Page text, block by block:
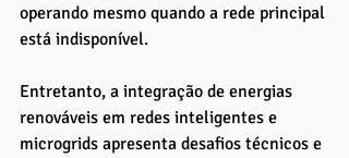
operando mesmo quando a rede principal
está indisponível.
Entretanto, a integração de energias
renováveis em redes inteligentes e
microgrids apresenta desafios técnicos e